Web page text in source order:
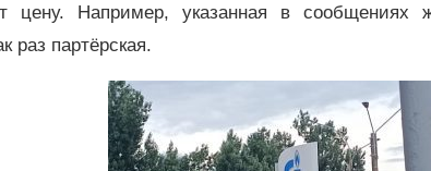
цену. Например, указанная в сообщениях
раз партёрская.